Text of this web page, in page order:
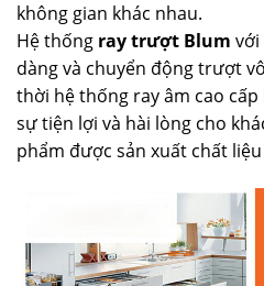
không gian khác nhau.
Hệ thống ray trượt Blum với
dàng và chuyển động trượt
thời hệ thống ray âm cao
sự tiện lợi và hài lòng cho
phẩm được sản xuất chất